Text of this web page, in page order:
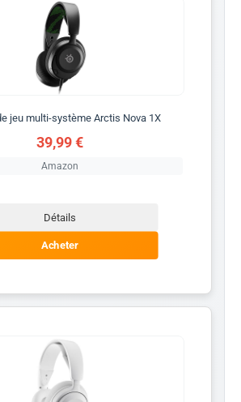
jeu multi-système Arctis Nova 1X
39,99 €
Amazon
Détails
Acheter